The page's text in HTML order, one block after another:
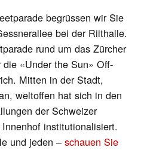
begrüssen wir Sie
bei der Riithalle.
rund um das Zürcher
«Under the Sun» Off-
Mitten in der Stadt,
weltoffen hat sich in den
der Schweizer
institutionalisiert.
und jeden –schauen Sie